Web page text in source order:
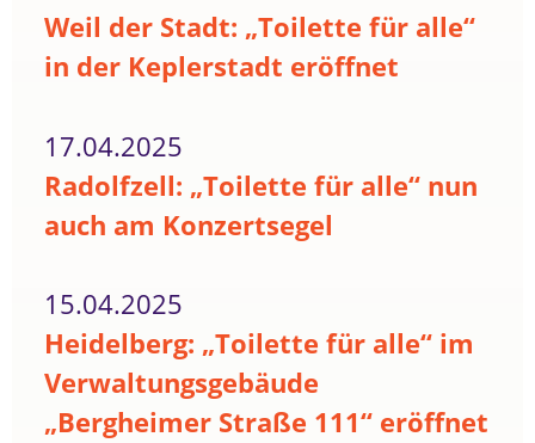
Weil der Stadt: „Toilette für alle“
in der Keplerstadt eröffnet
17.04.2025
Radolfzell: „Toilette für alle“ nun
auch am Konzertsegel
15.04.2025
Heidelberg: „Toilette für alle“ im
Verwaltungsgebäude
„Bergheimer Straße 111“ eröffnet